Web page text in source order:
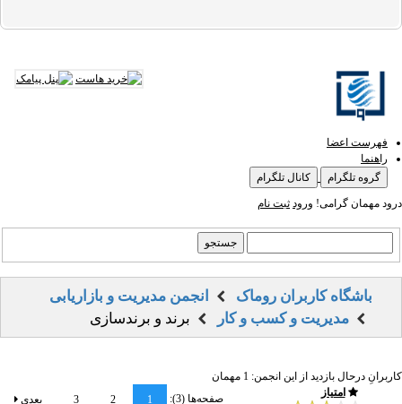
فهرست اعضا
راهنما
گروه تلگرام
کانال تلگرام
درود مهمان گرامی! ورود ثبت نام
باشگاه کاربران روماک
انجمن مدیریت و بازاریابی
مدیریت و کسب و کار
برند و برندسازی
کاربرانِ درحال بازدید از این انجمن: 1 مهمان
صفحه‌ها (3):
1
2
3 بعدی
امتیاز